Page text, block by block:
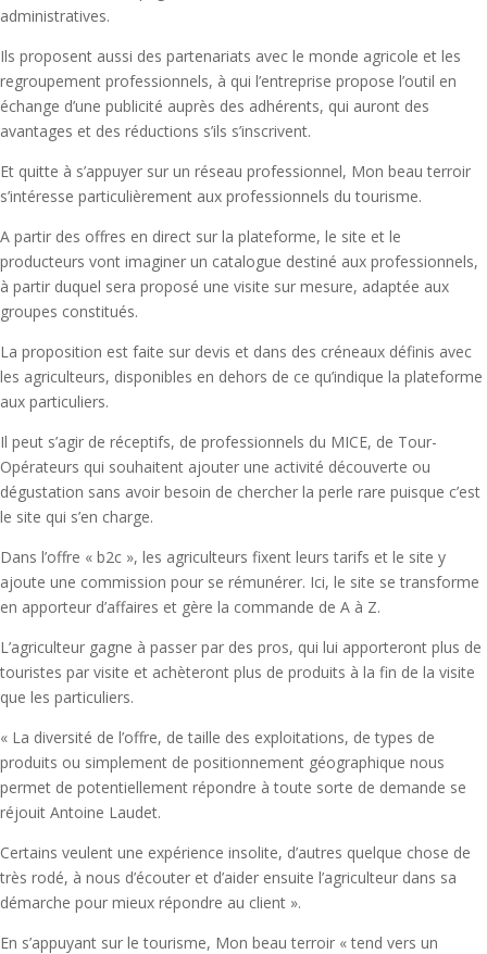
administratives.
Ils proposent aussi des partenariats avec le monde agricole et les
regroupement professionnels, à qui l’entreprise propose l’outil en
échange d’une publicité auprès des adhérents, qui auront des
avantages et des réductions s’ils s’inscrivent.
Et quitte à s’appuyer sur un réseau professionnel, Mon beau terroir
s’intéresse particulièrement aux professionnels du tourisme.
A partir des offres en direct sur la plateforme, le site et le
producteurs vont imaginer un catalogue destiné aux professionnels,
à partir duquel sera proposé une visite sur mesure, adaptée aux
groupes constitués.
La proposition est faite sur devis et dans des créneaux définis avec
les agriculteurs, disponibles en dehors de ce qu’indique la plateforme
aux particuliers.
Il peut s’agir de réceptifs, de professionnels du MICE, de Tour-
Opérateurs qui souhaitent ajouter une activité découverte ou
dégustation sans avoir besoin de chercher la perle rare puisque c’est
le site qui s’en charge.
Dans l’offre « b2c », les agriculteurs fixent leurs tarifs et le site y
ajoute une commission pour se rémunérer. Ici, le site se transforme
en apporteur d’affaires et gère la commande de A à Z.
L’agriculteur gagne à passer par des pros, qui lui apporteront plus de
touristes par visite et achèteront plus de produits à la fin de la visite
que les particuliers.
« La diversité de l’offre, de taille des exploitations, de types de
produits ou simplement de positionnement géographique nous
permet de potentiellement répondre à toute sorte de demande se
réjouit Antoine Laudet.
Certains veulent une expérience insolite, d’autres quelque chose de
très rodé, à nous d’écouter et d’aider ensuite l’agriculteur dans sa
démarche pour mieux répondre au client ».
En s’appuyant sur le tourisme, Mon beau terroir « tend vers un